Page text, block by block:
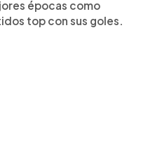
épocas como
top con sus goles.